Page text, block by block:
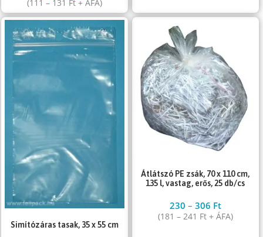
(111– 131 Ft + ÁFA)
Simítózáras tasak, 35 x 55 cm
Átlátszó PE zsák, 70 x 110 cm,
135 l, vastag, erős, 25 db/cs
230 – 306 Ft
(181 – 241 Ft+ ÁFA)